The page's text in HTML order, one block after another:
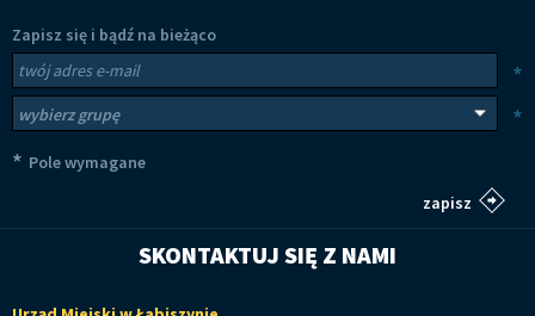
Zapisz się i bądź na bieżąco
Newsletter
*
*
* Pole wymagane
SKONTAKTUJ SIĘ Z NAMI